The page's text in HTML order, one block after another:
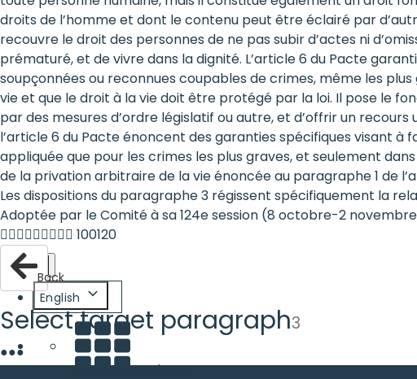
human
rights:
Positioning
girls at
the
heart of
the
international
agenda
English
Database
droits de l’homme et dont le contenu peut être éclairé par
recouvre le droit des personnes de ne pas subir d’actes ni
prématuré, et de vivre dans la dignité. L’article 6 du Pacte
soupçonnées ou reconnues coupables de crimes, même les
vie et que le droit à la vie doit être protégé par la loi. Il pose le
par des mesures d’ordre législatif ou autre, et d’offrir un
l’article 6 du Pacte énoncent des garanties spécifiques visant à
appliquée que pour les crimes les plus graves, et seulement
de la privation arbitraire de la vie énoncée au paragraphe 1 de
Les dispositions du paragraphe 3 régissent spécifiquement la
Adoptée par le Comité à sa 124e session (8 octobre-2 novembre
 100120
Back
Select target paragraph3
●●●